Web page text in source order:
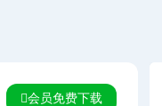
会员免费下载